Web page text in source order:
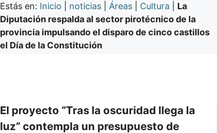
Estás en: Inicio noticias Áreas Cultura
La
Diputación respalda al sector pirotécnico de la
provincia impulsando el disparo de cinco castillos
el Día de la Constitución
El proyecto “Tras la oscuridad llega la
luz” contempla un presupuesto de